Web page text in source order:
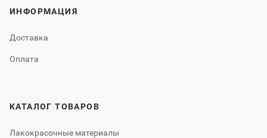
ИНФОРМАЦИЯ
Доставка
Оплата
КАТАЛОГ ТОВАРОВ
Лакокрасочные материалы